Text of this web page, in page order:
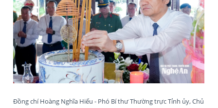
Đồng chí Hoàng Nghĩa Hiếu - Phó Bí thư Thường trực Tỉnh ủy, Chủ